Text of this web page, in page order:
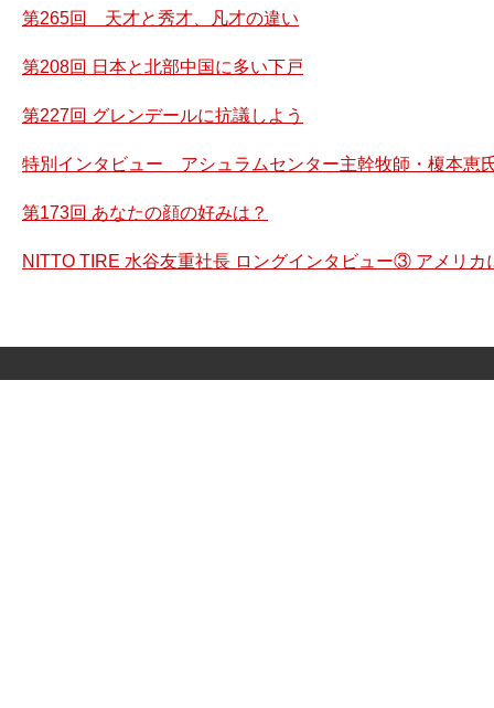
第265回 天才と秀才、凡才の違い
第208回 日本と北部中国に多い下戸
第227回 グレンデールに抗議しよう
特別インタビュー アシュラムセンター主幹牧師・榎本恵
第173回 あなたの顔の好みは？
NITTO TIRE 水谷友重社長 ロングインタビュー③ アメリカ